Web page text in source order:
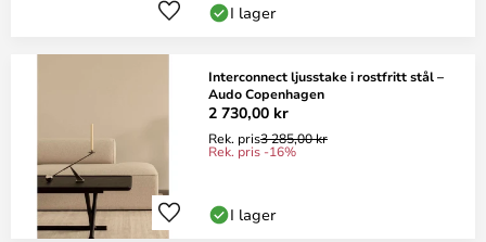
I lager
Interconnect ljusstake i rostfritt stål –
Audo Copenhagen
2 730,00 kr
Rek. pris3 285,00 kr
Rek. pris -16%
I lager